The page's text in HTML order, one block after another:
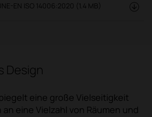
EN ISO 14006:2020 (1.4 MB)
Design
eine große Vielseitigkeit
an eine Vielzahl von Räumen und